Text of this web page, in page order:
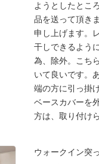
ようとしたとこ
品を送って頂き
申し上げます。
干しできるよう
為、除外。こち
いて良いです。
端の方に引っ掛
ベースカバーを
方は、取り付け
ウォークイン突